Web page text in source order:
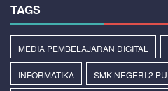
TAGS
MEDIA PEMBELAJARAN DIGITAL
INFORMATIKA SMK NEGERI 2